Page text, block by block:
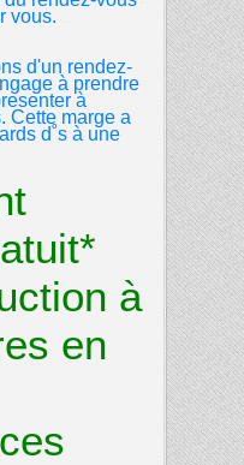
vous.
d'un rendez-
à prendre
à
Cette marge a
d˚s à une
à
en